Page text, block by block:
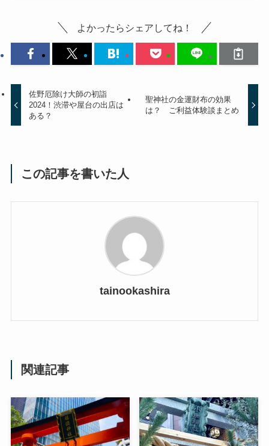
よかったらシェアしてね！
佐野厄除け大師の初詣
2024！渋滞や屋台の出店は
ある？
聖神社の金運財布の効果
は？ ご利益体験談まとめ
この記事を書いた人
tainookashira
関連記事